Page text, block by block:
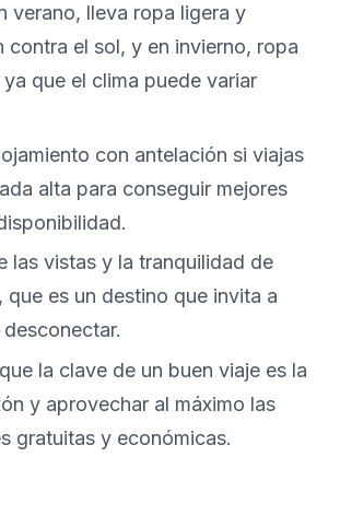
verano, lleva ropa ligera y
contra el sol, y en invierno, ropa
que el clima puede variar
con antelación si viajas
alta para conseguir mejores
las vistas y la tranquilidad de
que es un destino que invita a
la clave de un buen viaje es la
y aprovechar al máximo las
gratuitas y económicas.